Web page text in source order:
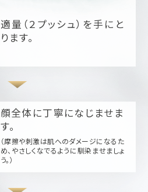
適量（２プッシュ）を手にと
ります。
顔全体に丁寧になじませま
す。
（摩擦や刺激は肌へのダメージになるた
め、やさしくなでるように馴染ませましょ
う。）